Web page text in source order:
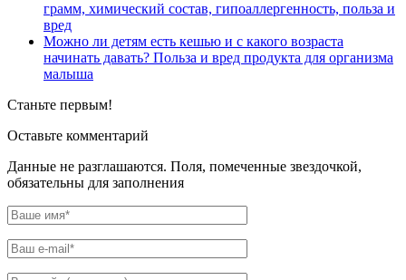
грамм, химический состав, гипоаллергенность, польза и
вред
Можно ли детям есть кешью и с какого возраста
начинать давать? Польза и вред продукта для организма
малыша
Станьте первым!
Оставьте комментарий
Данные не разглашаются. Поля, помеченные звездочкой,
обязательны для заполнения